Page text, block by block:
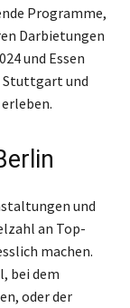
Programme,
Darbietungen
und Essen
Stuttgart und
und
an Top-
machen.
bei dem
oder der